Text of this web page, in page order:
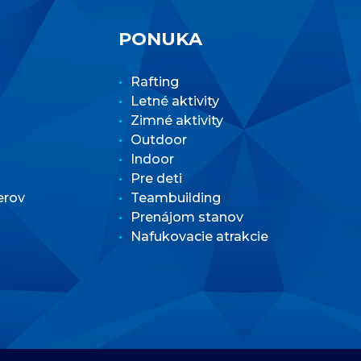
PONUKA
Rafting
Letné aktivity
Zimné aktivity
Outdoor
Indoor
Pre deti
Teambuilding
Prenájom stanov
Nafukovacie atrakcie